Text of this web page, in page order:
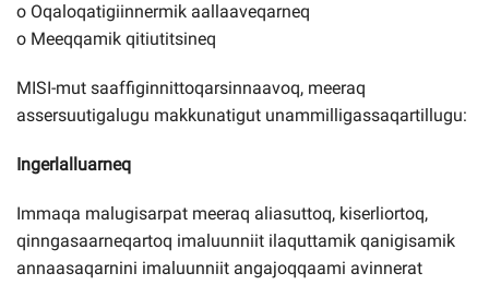
o Oqaloqatigiinnermik aallaaveqarneq
o Meeqqamik qitiutitsineq
MISI-mut saaffiginnittoqarsinnaavoq, meeraq
assersuutigalugu makkunatigut unammilligassaqartillugu:
Ingerlalluarneq
Immaqa malugisarpat meeraq aliasuttoq, kiserliortoq,
qinngasaarneqartoq imaluunniit ilaquttamik qanigisamik
annaasaqarnini imaluunniit angajoqqaami avinnerat